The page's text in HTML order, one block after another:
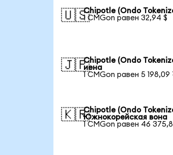
🇺🇸Chipotle (Ondo
1 CMGon равен 32,94 $
🇯🇵Chipotle (Ondo
иена
1 CMGon равен 5 198,09
🇰🇷Chipotle (Ondo
Южнокорейская вона
1 CMGon равен 46